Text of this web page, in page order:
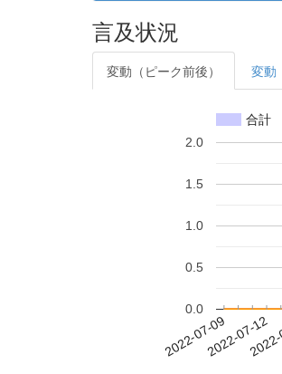
言及状況
変動（ピーク前後） 変動
合計
2022-07-092022-07-12
0.0
0.5
1.0
1.5
2.0